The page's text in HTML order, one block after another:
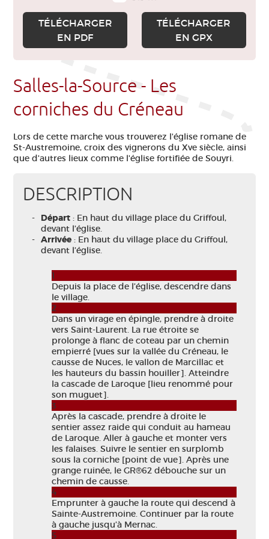
TÉLÉCHARGER
EN PDF
TÉLÉCHARGER
EN GPX
Salles-la-Source - Les
corniches du Créneau
Lors de cette marche vous trouverez l'église romane de
St-Austremoine, croix des vignerons du Xve siècle, ainsi
que d'autres lieux comme l'église fortifiée de Souyri.
DESCRIPTION
Départ : En haut du village place du Griffoul,
devant l’église.
Arrivée : En haut du village place du Griffoul,
devant l’église.
1
Depuis la place de l’église, descendre dans
le village.
2
Dans un virage en épingle, prendre à droite
vers Saint-Laurent. La rue étroite se
prolonge à flanc de coteau par un chemin
empierré [vues sur la vallée du Créneau, le
causse de Nuces, le vallon de Marcillac et
les hauteurs du bassin houiller]. Atteindre
la cascade de Laroque [lieu renommé pour
son muguet].
3
Après la cascade, prendre à droite le
sentier assez raide qui conduit au hameau
de Laroque. Aller à gauche et monter vers
les falaises. Suivre le sentier en surplomb
sous la corniche [point de vue]. Après une
grange ruinée, le GR®62 débouche sur un
chemin de causse.
4
Emprunter à gauche la route qui descend à
Sainte-Austremoine. Continuer par la route
à gauche jusqu’à Mernac.
5